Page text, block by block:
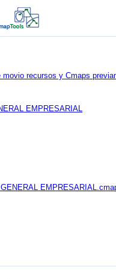
recursos y Cmaps
EMPRESARIAL